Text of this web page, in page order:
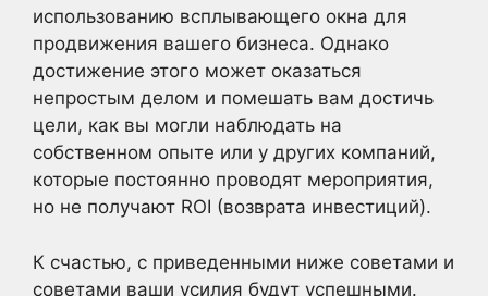
использованию всплывающего окна для
продвижения вашего бизнеса. Однако
достижение этого может оказаться
непростым делом и помешать вам достичь
цели, как вы могли наблюдать на
собственном опыте или у других компаний,
которые постоянно проводят мероприятия,
но не получают ROI (возврата инвестиций).
К счастью, с приведенными ниже советами и
советами ваши усилия будут успешными.